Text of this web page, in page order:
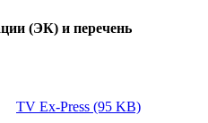
TV Ex-Press (95 KB)